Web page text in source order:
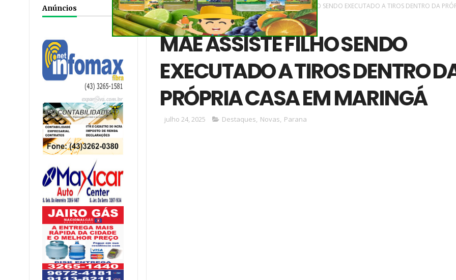
Anúncios Home/Destaques/Novas/Parana/MÃE ASSISTE FILHO SENDO EXECUTADO A TIROS DENTRO DA
CASA EM MARINGÁ
MÃE ASSISTE FILHO SENDO
EXECUTADO A TIROS DENTRO
PRÓPRIA CASA EM MARINGÁ
julho 24, 2025 Destaques, Novas, Parana